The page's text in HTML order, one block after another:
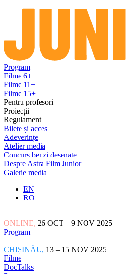
Program
Filme 6+
Filme 11+
Filme 15+
Pentru profesori
Proiecții
Regulament
Bilete și acces
Adeverințe
Atelier media
Concurs benzi desenate
Despre Astra Film Junior
Galerie media
EN
RO
ONLINE, 26 OCT – 9 NOV 2025
Program
CHIȘINĂU, 13 – 15 NOV 2025
Filme
DocTalks